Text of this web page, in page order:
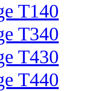
T140
T340
T430
T440